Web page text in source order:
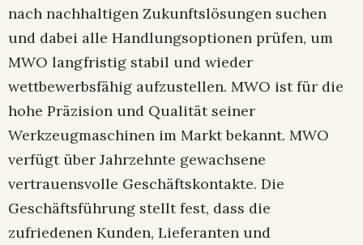
nach nachhaltigen Zukunftslösungen suchen
und dabei alle Handlungsoptionen prüfen, um
MWO langfristig stabil und wieder
wettbewerbsfähig aufzustellen. MWO ist für die
hohe Präzision und Qualität seiner
Werkzeugmaschinen im Markt bekannt. MWO
verfügt über Jahrzehnte gewachsene
vertrauensvolle Geschäftskontakte. Die
Geschäftsführung stellt fest, dass die
zufriedenen Kunden, Lieferanten und